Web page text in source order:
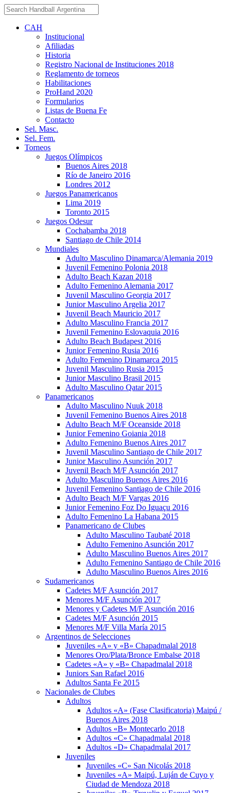
CAH
Institucional
Afiliadas
Historia
Registro Nacional de Instituciones 2018
Reglamento de torneos
Habilitaciones
ProHand 2020
Formularios
Listas de Buena Fe
Contacto
Sel. Masc.
Sel. Fem.
Torneos
Juegos Olímpicos
Buenos Aires 2018
Río de Janeiro 2016
Londres 2012
Juegos Panamericanos
Lima 2019
Toronto 2015
Juegos Odesur
Cochabamba 2018
Santiago de Chile 2014
Mundiales
Adulto Masculino Dinamarca/Alemania 2019
Juvenil Femenino Polonia 2018
Adulto Beach Kazan 2018
Adulto Femenino Alemania 2017
Juvenil Masculino Georgia 2017
Junior Masculino Argelia 2017
Juvenil Beach Mauricio 2017
Adulto Masculino Francia 2017
Juvenil Femenino Eslovaquia 2016
Adulto Beach Budapest 2016
Junior Femenino Rusia 2016
Adulto Femenino Dinamarca 2015
Juvenil Masculino Rusia 2015
Junior Masculino Brasil 2015
Adulto Masculino Qatar 2015
Panamericanos
Adulto Masculino Nuuk 2018
Juvenil Femenino Buenos Aires 2018
Adulto Beach M/F Oceanside 2018
Junior Femenino Goiania 2018
Adulto Femenino Buenos Aires 2017
Juvenil Masculino Santiago de Chile 2017
Junior Masculino Asunción 2017
Juvenil Beach M/F Asunción 2017
Adulto Masculino Buenos Aires 2016
Juvenil Femenino Santiago de Chile 2016
Adulto Beach M/F Vargas 2016
Junior Femenino Foz Do Iguaçu 2016
Adulto Femenino La Habana 2015
Panamericano de Clubes
Adulto Masculino Taubaté 2018
Adulto Femenino Asunción 2017
Adulto Masculino Buenos Aires 2017
Adulto Femenino Santiago de Chile 2016
Adulto Masculino Buenos Aires 2016
Sudamericanos
Cadetes M/F Asunción 2017
Menores M/F Asunción 2017
Menores y Cadetes M/F Asunción 2016
Cadetes M/F Asunción 2015
Menores M/F Villa María 2015
Argentinos de Selecciones
Juveniles «A» y «B» Chapadmalal 2018
Menores Oro/Plata/Bronce Embalse 2018
Cadetes «A» y «B» Chapadmalal 2018
Juniors San Rafael 2016
Adultos Santa Fe 2015
Nacionales de Clubes
Adultos
Adultos «A» (Fase Clasificatoria) Maipú /
Buenos Aires 2018
Adultos «B» Montecarlo 2018
Adultos «C» Chapadmalal 2018
Adultos «D» Chapadmalal 2017
Juveniles
Juveniles «C» San Nicolás 2018
Juveniles «A» Maipú, Luján de Cuyo y
Ciudad de Mendoza 2018